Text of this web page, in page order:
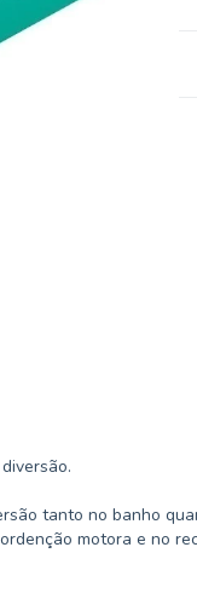
tanto no banho
motora e no